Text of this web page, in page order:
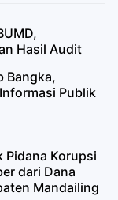
Hasil Audit
Bangka,
Publik
Pidana Korupsi
dari Dana
Mandailing